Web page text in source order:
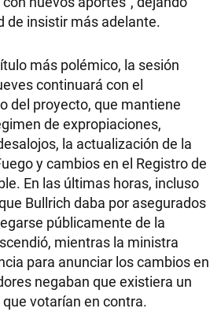
de insistir más adelante.
más polémico, la sesión
continuará con el
del proyecto, que mantiene
de expropiaciones,
la actualización de la
y cambios en el Registro de
En las últimas horas, incluso
Bullrich daba por asegurados
públicamente de la
mientras la ministra
para anunciar los cambios en
negaban que existiera un
votarían en contra.